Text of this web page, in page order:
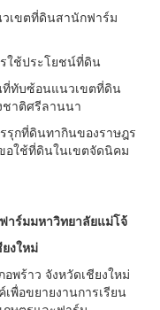
เขตที่ดินสานักฟาร์ม
ใช้ประโยชน์ที่ดิน
ที่ทับซ้อนแนวเขตที่ดิน
าติศรีลานนา
รุกที่ดินทากินของราษฎร
อใช้ที่ดินในเขตจัดนิคม
าร์มมหาวิทยาลัยแม่โจ้
งใหม่
ร้าว จังหวัดเชียงใหม่
พื่อขยายงานการเรียน